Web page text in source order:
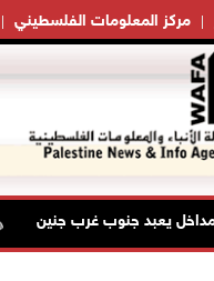
مركز المعلومات الفلسطيني
يعبد جنوب غرب جنين